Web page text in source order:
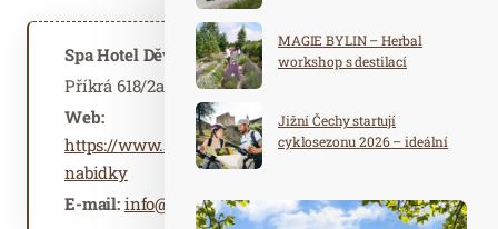
Spa Hotel Děvín
Příkrá 618/2a, 353 01 Mariánské Lázně
Web:
https://www.spahoteldevin.cz/cz/specialni-
nabidky
E-mail: info@spahoteldevin.cz
MAGIE BYLIN – Herbal
workshop s destilací
Jižní Čechy startují
cyklosezonu 2026 – ideální